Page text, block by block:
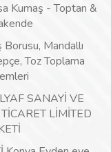
Kumaş - Toptan &
Borusu, Mandallı
Toz Toplama
SANAYİ VE
LİMİTED